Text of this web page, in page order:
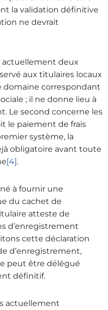
la validation définitive
ne devrait
actuellement deux
aux titulaires locaux
correspondant
; il ne donne lieu à
Le second concerne les
le paiement de frais
système, la
obligatoire avant toute
[4].
à fournir une
du cachet de
atteste de
d’enregistrement
cette déclaration
d’enregistrement,
peut être délégué
définitif.
actuellement